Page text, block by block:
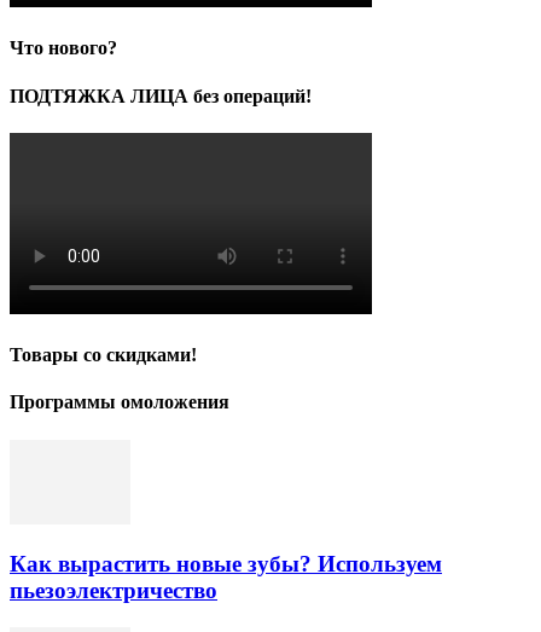
Что нового?
ПОДТЯЖКА ЛИЦА без операций!
Товары со скидками!
Программы омоложения
Как вырастить новые зубы? Используем
пьезоэлектричество